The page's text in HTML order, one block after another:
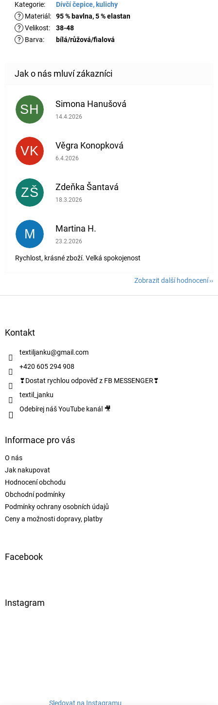
Kategorie:
Dívčí čepice, kulichy
?
Materiál :
95 % bavlna, 5 % elastan
? Velikost:
38-48
?
Barva: bílá/růžová/fialová
SH Simona Hanušová
Hodnocení obchodu je 5 z 5 hvězdiček.
14.4.2026
VK Věgra Konopková
Hodnocení obchodu je 5 z 5 hvězdiček.
6.4.2026
ZŠ Zdeňka Šantavá
Hodnocení obchodu je 5 z 5 hvězdiček.
18.3.2026
M Martina H.
Hodnocení obchodu je 5 z 5 hvězdiček.
23.2.2026
Rychlost, krásné zboží. Velká spokojenost
Zobrazit další hodnocení
Kontakt
textiljanku@gmail.com
+420 605 294 908
❣Dostat rychlou odpověď z FB MESSENGER❣
textil_janku
Odebírej náš YouTube kanál 🎥
Informace pro vás
O nás
Jak nakupovat
Hodnocení obchodu
Obchodní podmínky
Podmínky ochrany osobních údajů
Ceny a možnosti dopravy, platby
Facebook
Instagram
Sledovat na Instagramu